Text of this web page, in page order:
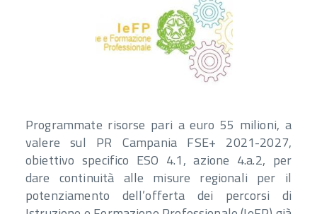
Programmate risorse pari a euro 55 milioni, a
valere sul PR Campania FSE+ 2021-2027,
obiettivo specifico ESO 4.1, azione 4.a.2, per
dare continuità alle misure regionali per il
potenziamento dell’offerta dei percorsi di